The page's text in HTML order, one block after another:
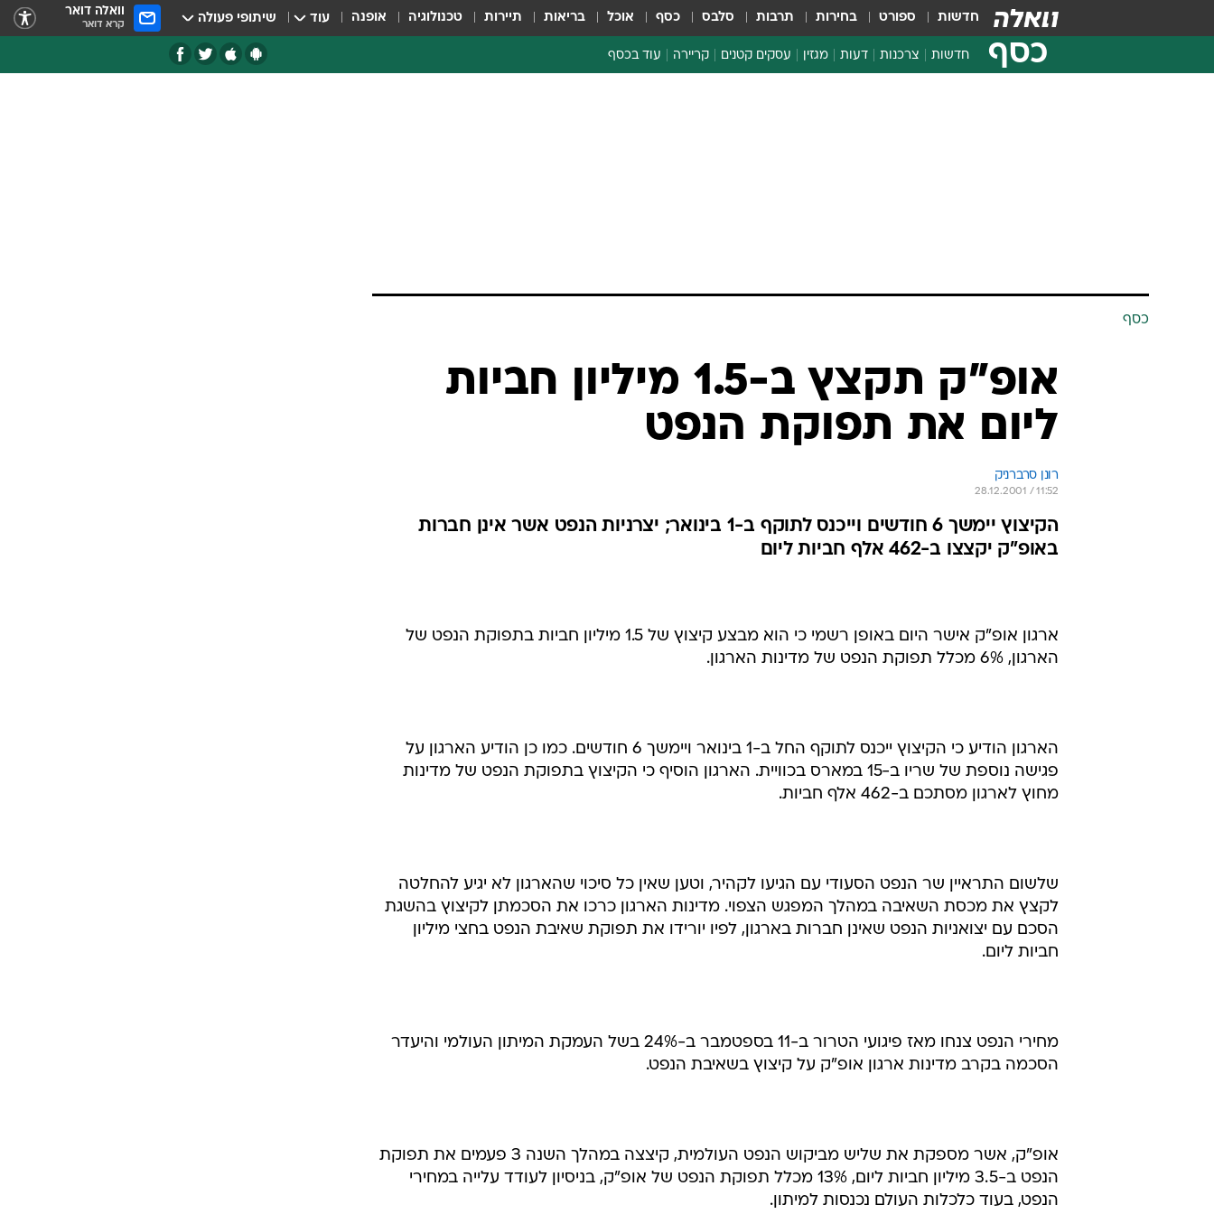
חדשות ספורט בחירות תרבות סלבס כסף אוכל בריאות תיירות טכנולוגיה אופנה עוד שיתופי פעולה וואלה דואר
קרא דואר
כסף חדשות צרכנות דעות מגזין עסקים קטנים קריירה עוד בכסף
כסף
אופ"ק תקצץ ב-1.5 מיליון חביות
ליום את תפוקת הנפט
רונן סרברניק
28.12.2001 / 11:52
הקיצוץ יימשך 6 חודשים וייכנס לתוקף ב-1 בינואר; יצרניות הנפט אשר אינן חברות
באופ"ק יקצצו ב-462 אלף חביות ליום
ארגון אופ"ק אישר היום באופן רשמי כי הוא מבצע קיצוץ של 1.5 מיליון חביות בתפוקת הנפט של
הארגון, 6% מכלל תפוקת הנפט של מדינות הארגון.
הארגון הודיע כי הקיצוץ ייכנס לתוקף החל ב-1 בינואר ויימשך 6 חודשים. כמו כן הודיע הארגון על
פגישה נוספת של שריו ב-15 במארס בכוויית. הארגון הוסיף כי הקיצוץ בתפוקת הנפט של מדינות
מחוץ לארגון מסתכם ב-462 אלף חביות.
שלשום התראיין שר הנפט הסעודי עם הגיעו לקהיר, וטען שאין כל סיכוי שהארגון לא יגיע להחלטה
לקצץ את מכסת השאיבה במהלך המפגש הצפוי. מדינות הארגון כרכו את הסכמתן לקיצוץ בהשגת
הסכם עם יצואניות הנפט שאינן חברות בארגון, לפיו יורידו את תפוקת שאיבת הנפט בחצי מיליון
חביות ליום.
מחירי הנפט צנחו מאז פיגועי הטרור ב-11 בספטמבר ב-24% בשל העמקת המיתון העולמי והיעדר
הסכמה בקרב מדינות ארגון אופ"ק על קיצוץ בשאיבת הנפט.
אופ"ק, אשר מספקת את שליש מביקוש הנפט העולמית, קיצצה במהלך השנה 3 פעמים את תפוקת
הנפט ב-3.5 מיליון חביות ליום, 13% מכלל תפוקת הנפט של אופ"ק, בניסיון לעודד עלייה במחירי
הנפט, בעוד כלכלות העולם נכנסות למיתון.